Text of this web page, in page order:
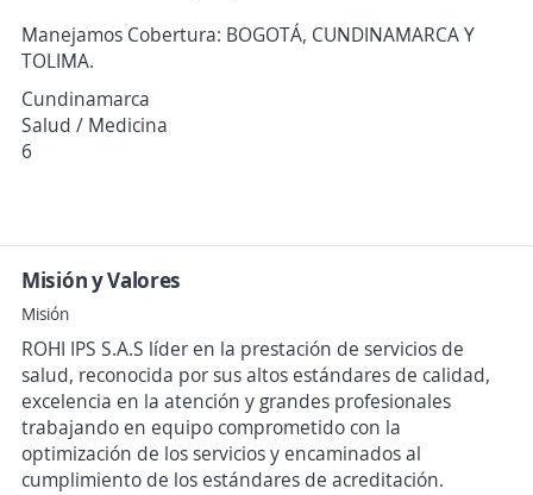
Manejamos Cobertura: BOGOTÁ, CUNDINAMARCA Y
TOLIMA.
Cundinamarca
Salud / Medicina
6
Misión y Valores
Misión
ROHI IPS S.A.S líder en la prestación de servicios de
salud, reconocida por sus altos estándares de calidad,
excelencia en la atención y grandes profesionales
trabajando en equipo comprometido con la
optimización de los servicios y encaminados al
cumplimiento de los estándares de acreditación.